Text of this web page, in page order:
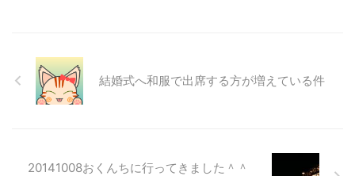
結婚式へ和服で出席する方が増えている件
20141008おくんちに行ってきました＾＾